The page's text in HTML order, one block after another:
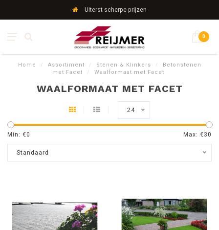
Uiterst scherpe prijzen
0
Home / Assortiment / Stenen & Klinkers /
Betonstenen
met Facet
/ Waalformaat met Facet
WAALFORMAAT MET FACET
24
Min: €0 Max: €30
Standaard